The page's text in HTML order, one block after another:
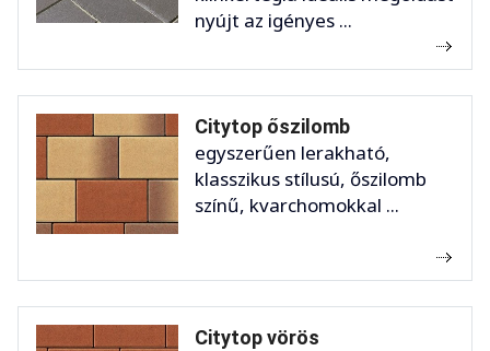
nyújt az igényes ...
Citytop őszilomb
egyszerűen lerakható,
klasszikus stílusú, őszilomb
színű, kvarchomokkal ...
Citytop vörös